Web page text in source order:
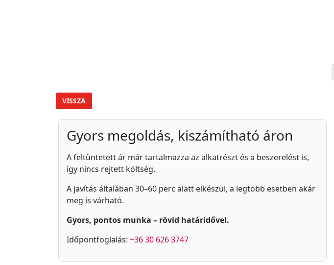
VISSZA
Gyors megoldás, kiszámítható áron
A feltüntetett ár már tartalmazza az alkatrészt és a beszerelést is,
így nincs rejtett költség.
A javítás általában 30–60 perc alatt elkészül, a legtöbb esetben akár
meg is várható.
Gyors, pontos munka – rövid határidővel.
Időpontfoglalás: +36 30 626 3747